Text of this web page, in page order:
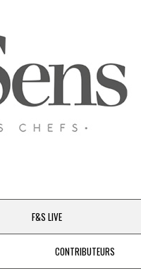
F&S LIVE
CONTRIBUTEURS